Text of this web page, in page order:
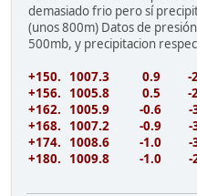
demasiado frio pero sí
(unos 800m) Datos de
500mb, y precipitacion
+150. 1007.3 0.9 -
+156. 1005.8 0.5 -
+162. 1005.9 -0.6
+168. 1007.2 -0.9 -
+174. 1008.6 -1.0
+180. 1009.8 -1.0